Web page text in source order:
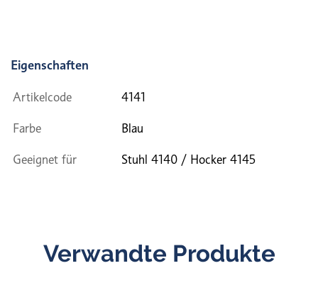
Eigenschaften
Artikelcode 4141
Farbe Blau
Geeignet für Stuhl 4140 / Hocker 4145
Verwandte Produkte